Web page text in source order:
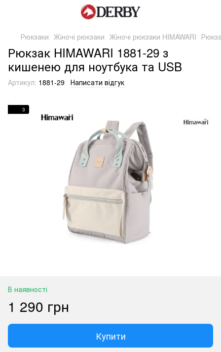
Рюкзаки Жіночі рюкзаки Жіночі рюкзаки HIMAWARI
Рюкзак HIMAWARI 1881-29 з
кишенею для ноутбука та USB
Артикул: 1881-29 Написати відгук
3
В наявності
1 290 грн
Купити